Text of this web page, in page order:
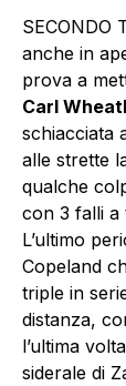
SECONDO
anche in
prova a
Carl
schiacciata
alle strette
qualche
con 3 falli a
L’ultimo
Copeland
triple in
distanza,
l’ultima
siderale di